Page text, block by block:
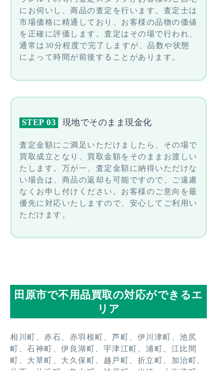
にお伺いし、商品の査定を行います。査定士は
市場価格に精通しており、お客様の品物の価値
を正確に評価します。査定はその場で行われ、
通常は30分程度で完了しますが、品数や状態
によって時間が前後することがあります。
STEP 03 現地でそのまま現金化
査定金額にご満足いただけましたら、その場で
買取成立となり、買取金額をそのままお渡しい
たします。万が一、査定金額に納得いただけな
い場合は、商品の返却も可能ですので、ご遠慮
なくお申し付けください。お客様のご意向を最
優先に対応いたしますので、安心してご利用い
ただけます。
田原市で不用品買取の対応ができるエ
リア
相川町、赤石、赤羽根町、芦町、伊川津町、池尻
町、石神町、伊良湖町、宇津江町、浦町、江比間
町、大草町、大久保町、越戸町、折立町、加治町、
片西、片浜町、亀山町、神戸町、光崎、小塩津町、